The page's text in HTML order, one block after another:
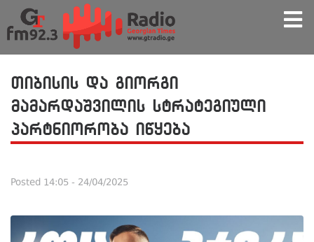
თიბისის და გიორგი
მამარდაშვილის სტრატეგიული
პარტნიორობა იწყება
Posted 14:05 - 24/04/2025